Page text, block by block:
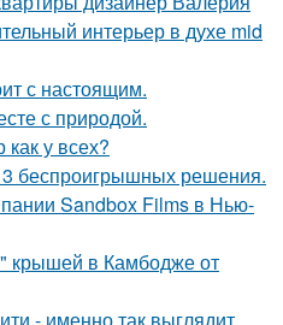
интерьер в духе mid
с настоящим.
с природой.
как у всех?
3 беспроигрышных решения.
Sandbox Films в Нью-
крышей в Камбодже от
- именно так выглядит